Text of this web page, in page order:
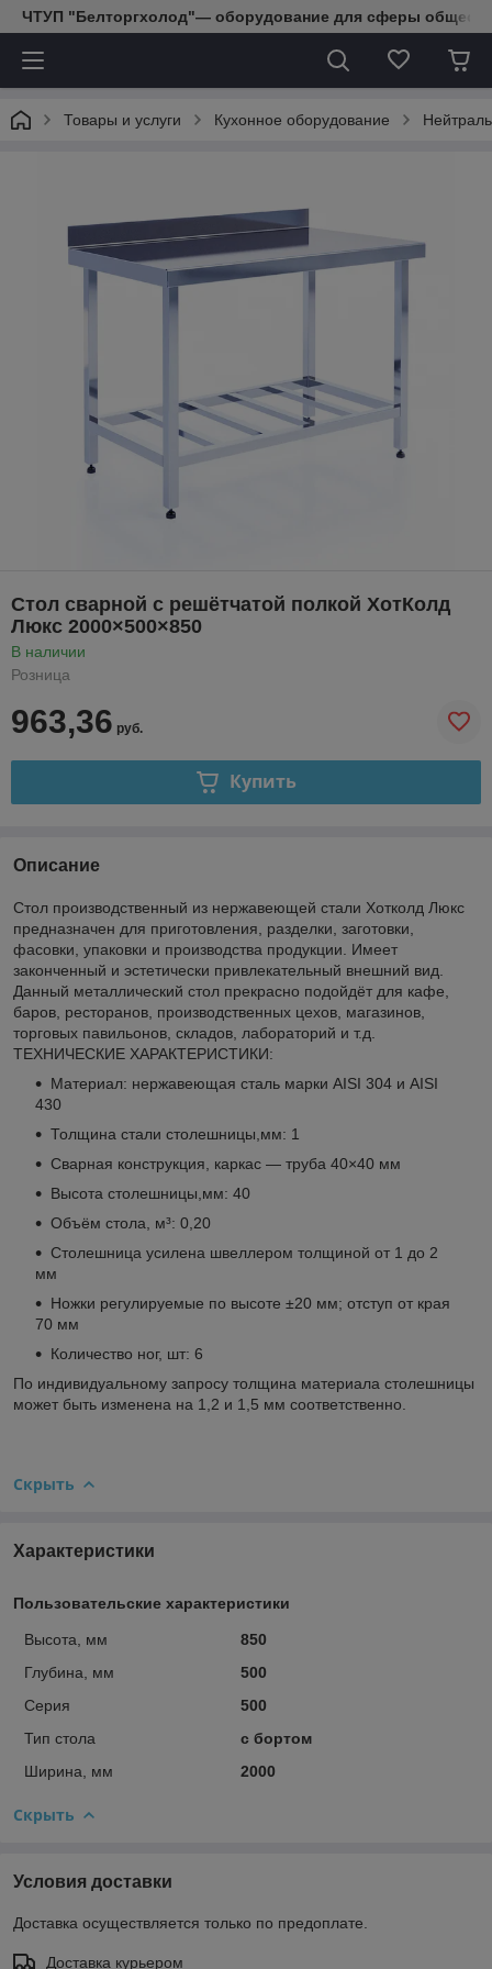
ЧТУП "Белторгхолод"— оборудование для сферы
Товары и услуги Кухонное оборудование
Стол сварной с решётчатой полкой ХотКолд
Люкс 2000×500×850
В наличии
Розница
963,36 руб.
Купить
Описание
Стол производственный из нержавеющей стали Хотколд Люкс
предназначен для приготовления, разделки, заготовки,
фасовки, упаковки и производства продукции. Имеет
законченный и эстетически привлекательный внешний вид.
Данный металлический стол прекрасно подойдёт для кафе,
баров, ресторанов, производственных цехов, магазинов,
торговых павильонов, складов, лабораторий и т.д.
ТЕХНИЧЕСКИЕ ХАРАКТЕРИСТИКИ:
Материал: нержавеющая сталь марки AISI 304 и AISI
430
Толщина стали столешницы,мм: 1
Сварная конструкция, каркас — труба 40×40 мм
Высота столешницы,мм: 40
Объём стола, м³: 0,20
Столешница усилена швеллером толщиной от 1 до 2
мм
Ножки регулируемые по высоте ±20 мм; отступ от края
70 мм
Количество ног, шт: 6
По индивидуальному запросу толщина материала столешницы
может быть изменена на 1,2 и 1,5 мм соответственно.
Скрыть
Характеристики
Пользовательские характеристики
Высота, мм
850
Глубина, мм
500
Серия
500
Тип стола
с бортом
Ширина, мм
2000
Скрыть
Условия доставки
Доставка осуществляется только по предоплате.
Доставка курьером